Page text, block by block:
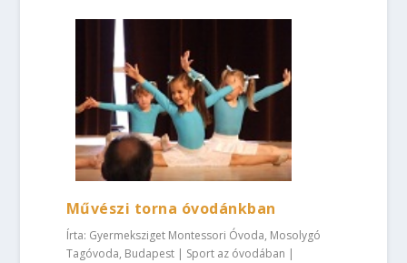
Művészi torna óvodánkban
Írta: Gyermeksziget Montessori Óvoda, Mosolygó
Tagóvoda, Budapest| Sport az óvodában |